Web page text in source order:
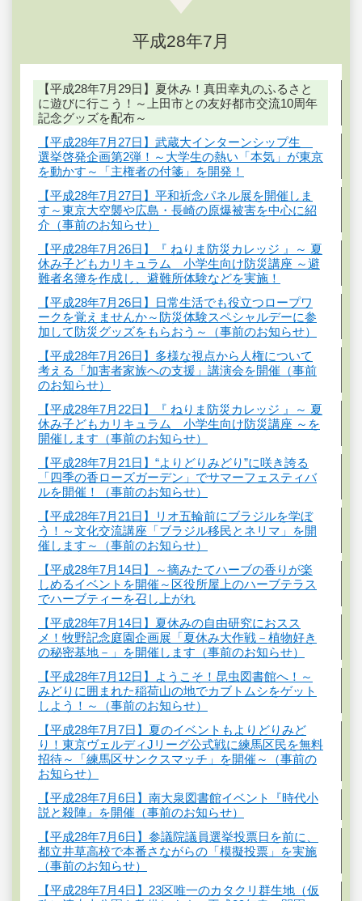
平成28年7月
【平成28年7月29日】夏休み！真田幸丸のふるさと
に遊びに行こう！～上田市との友好都市交流10周年
記念グッズを配布～
【平成28年7月27日】武蔵大インターンシップ生
選挙啓発企画第2弾！～大学生の熱い「本気」が東京
を動かす～「主権者の付箋」を開発！
【平成28年7月27日】平和祈念パネル展を開催しま
す～東京大空襲や広島・長崎の原爆被害を中心に紹
介（事前のお知らせ）
【平成28年7月26日】『 ねりま防災カレッジ 』～ 夏
休み子どもカリキュラム 小学生向け防災講座 ～避
難者名簿を作成し、避難所体験などを実施！
【平成28年7月26日】日常生活でも役立つロープワ
ークを覚えませんか～防災体験スペシャルデーに参
加して防災グッズをもらおう～（事前のお知らせ）
【平成28年7月26日】多様な視点から人権について
考える「加害者家族への支援」講演会を開催（事前
のお知らせ）
【平成28年7月22日】『 ねりま防災カレッジ 』～ 夏
休み子どもカリキュラム 小学生向け防災講座 ～を
開催します（事前のお知らせ）
【平成28年7月21日】“よりどりみどり”に咲き誇る
「四季の香ローズガーデン」でサマーフェスティバ
ルを開催！（事前のお知らせ）
【平成28年7月21日】リオ五輪前にブラジルを学ぼ
う！～文化交流講座「ブラジル移民とネリマ」を開
催します～（事前のお知らせ）
【平成28年7月14日】～摘みたてハーブの香りが楽
しめるイベントを開催～区役所屋上のハーブテラス
でハーブティーを召し上がれ
【平成28年7月14日】夏休みの自由研究におスス
メ！牧野記念庭園企画展「夏休み大作戦－植物好き
の秘密基地－」を開催します（事前のお知らせ）
【平成28年7月12日】ようこそ！昆虫図書館へ！～
みどりに囲まれた稲荷山の地でカブトムシをゲット
しよう！～（事前のお知らせ）
【平成28年7月7日】夏のイベントもよりどりみど
り！東京ヴェルディJリーグ公式戦に練馬区民を無料
招待～「練馬区サンクスマッチ」を開催～（事前の
お知らせ）
【平成28年7月6日】南大泉図書館イベント『時代小
説と殺陣』を開催（事前のお知らせ）
【平成28年7月6日】参議院議員選挙投票日を前に、
都立井草高校で本番さながらの「模擬投票」を実施
（事前のお知らせ）
【平成28年7月4日】23区唯一のカタクリ群生地（仮